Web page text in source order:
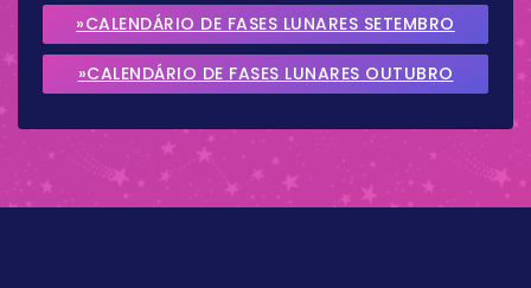
2026
»CALENDÁRIO DE FASES LUNARES SETEMBRO
2026
»CALENDÁRIO DE FASES LUNARES OUTUBRO